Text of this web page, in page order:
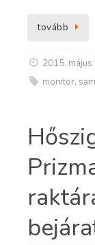
tovább
2015.
monitor,